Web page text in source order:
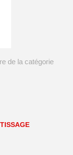
de la catégorie